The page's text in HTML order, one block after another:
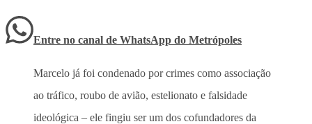
Entre no canal de WhatsApp do Metrópoles
Marcelo já foi condenado por crimes como associação
ao tráfico, roubo de avião, estelionato e falsidade
ideológica – ele fingiu ser um dos cofundadores da